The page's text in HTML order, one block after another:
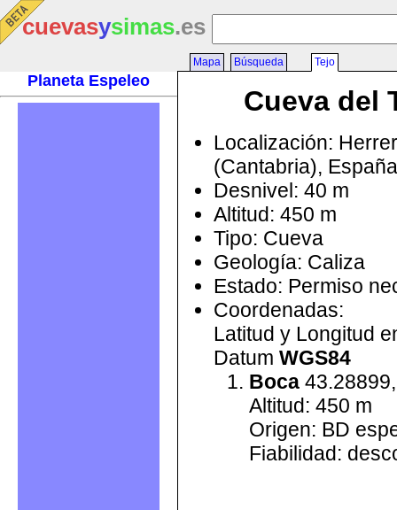
cuevasysimas.es
Planeta Espeleo
Mapa Búsqueda Tejo
Cueva del
Localización:
(Cantabria), España
Desnivel: 40 m
Altitud: 450 m
Tipo: Cueva
Geología: Caliza
Estado: Permiso
Coordenadas:
Latitud y Longitud
Datum WGS84
Boca
Altitud: 450 m
Origen: BD
Fiabilidad: